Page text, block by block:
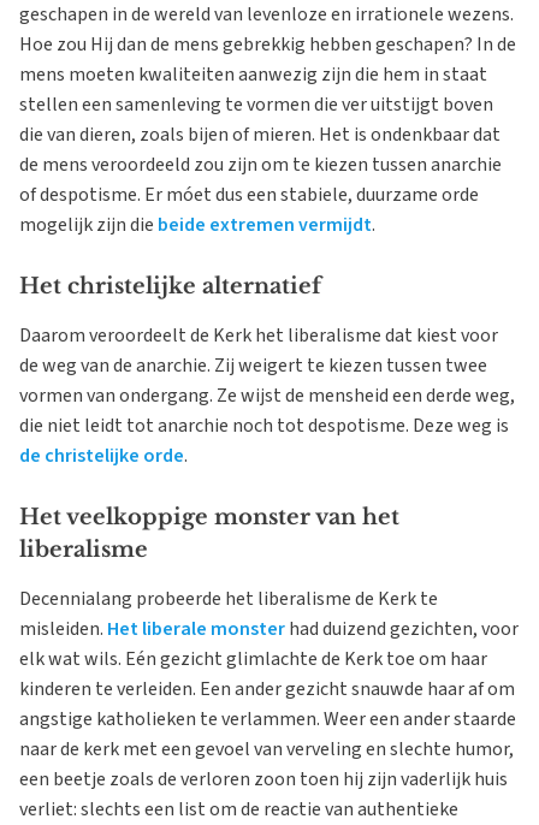
geschapen in de wereld van levenloze en irrationele wezens.
Hoe zou Hij dan de mens gebrekkig hebben geschapen? In de
mens moeten kwaliteiten aanwezig zijn die hem in staat
stellen een samenleving te vormen die ver uitstijgt boven
die van dieren, zoals bijen of mieren. Het is ondenkbaar dat
de mens veroordeeld zou zijn om te kiezen tussen anarchie
of despotisme. Er móet dus een stabiele, duurzame orde
mogelijk zijn die beide extremen vermijdt.
Het christelijke alternatief
Daarom veroordeelt de Kerk het liberalisme dat kiest voor
de weg van de anarchie. Zij weigert te kiezen tussen twee
vormen van ondergang. Ze wijst de mensheid een derde weg,
die niet leidt tot anarchie noch tot despotisme. Deze weg is
de christelijke orde.
Het veelkoppige monster van het
liberalisme
Decennialang probeerde het liberalisme de Kerk te
misleiden. Het liberale monsterhad duizend gezichten, voor
elk wat wils. Eén gezicht glimlachte de Kerk toe om haar
kinderen te verleiden. Een ander gezicht snauwde haar af om
angstige katholieken te verlammen. Weer een ander staarde
naar de kerk met een gevoel van verveling en slechte humor,
een beetje zoals de verloren zoon toen hij zijn vaderlijk huis
verliet: slechts een list om de reactie van authentieke